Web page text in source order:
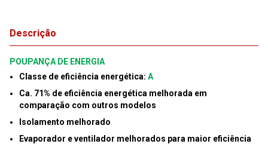
Descrição
POUPANÇA DE ENERGIA
Classe de eficiência energética: A
Ca. 71% de eficiência energética melhorada em
comparação com outros modelos
Isolamento melhorado
Evaporador e ventilador melhorados para maior eficiência